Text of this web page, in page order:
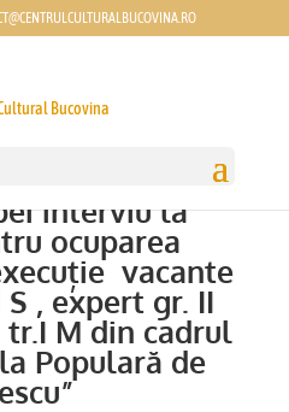
în urma
interviu la
ocuparea
vacante
, expert gr. II
M din cadrul
Populară de